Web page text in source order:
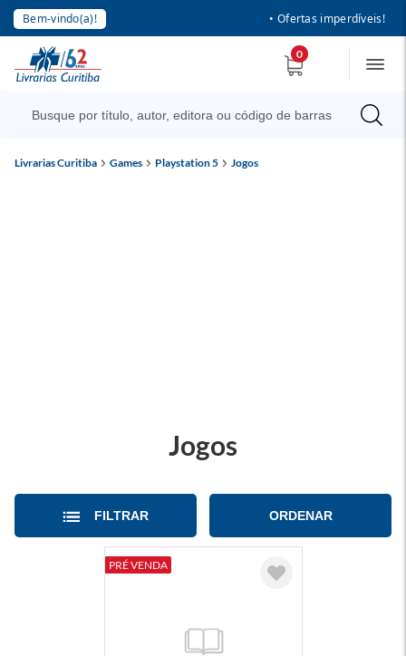
Bem-vindo(a)! • Ofertas imperdíveis!
0
Livrarias Curitiba Games Playstation 5 Jogos
Jogos
FILTRAR ORDENAR
PRÉ VENDA